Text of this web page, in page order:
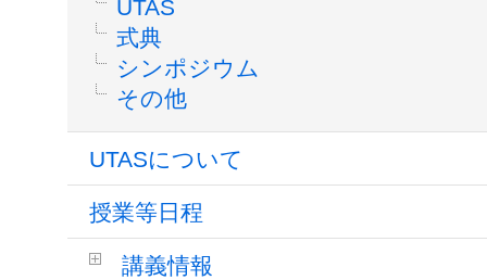
UTAS
式典
シンポジウム
その他
UTASについて
授業等日程
講義情報